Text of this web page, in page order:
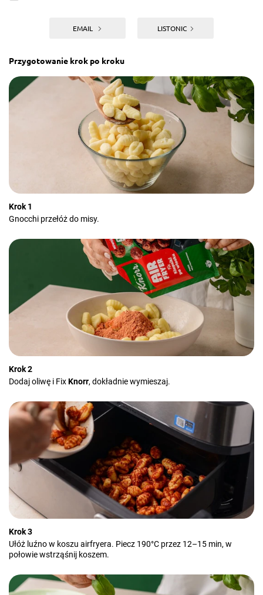
EMAIL LISTONIC
Przygotowanie krok po kroku
Krok 1
Gnocchi przełóż do misy.
Krok 2
Dodaj oliwę i FixKnorr, dokładnie wymieszaj.
Krok 3
Ułóż luźno w koszu airfryera. Piecz 190°C przez 12–15 min, w
połowie wstrząśnij koszem.